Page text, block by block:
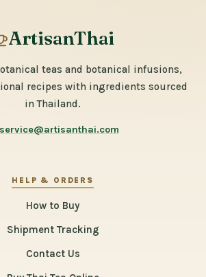
ArtisanThai
teas and botanical infusions,
recipes with ingredients sourced
in Thailand.
service@artisanthai.com
HELP & ORDERS
How to Buy
Shipment Tracking
Contact Us